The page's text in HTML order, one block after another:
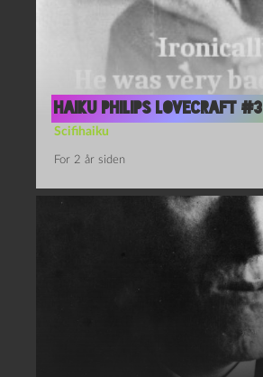
Haiku Philips Lovecraft #3
Scifihaiku
For 2 år siden